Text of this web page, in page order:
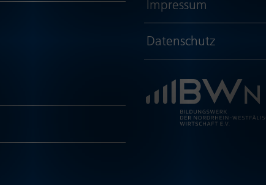
Impressum
Daten­schutz